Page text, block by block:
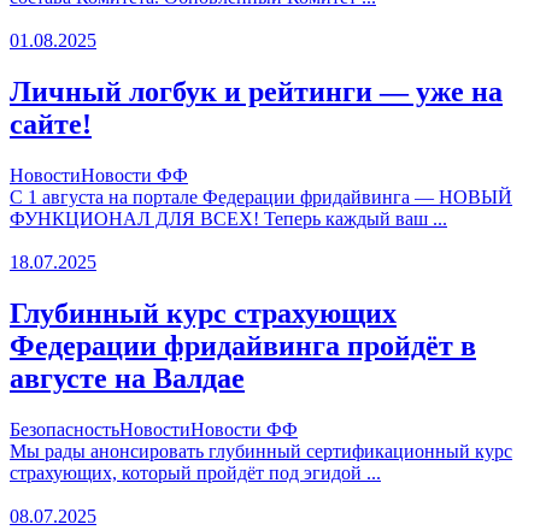
01.08.2025
Личный логбук и рейтинги — уже на
сайте!
НовостиНовости ФФ
С 1 августа на портале Федерации фридайвинга — НОВЫЙ
ФУНКЦИОНАЛ ДЛЯ ВСЕХ! Теперь каждый ваш ...
18.07.2025
Глубинный курс страхующих
Федерации фридайвинга пройдёт в
августе на Валдае
БезопасностьНовостиНовости ФФ
Мы рады анонсировать глубинный сертификационный курс
страхующих, который пройдёт под эгидой ...
08.07.2025